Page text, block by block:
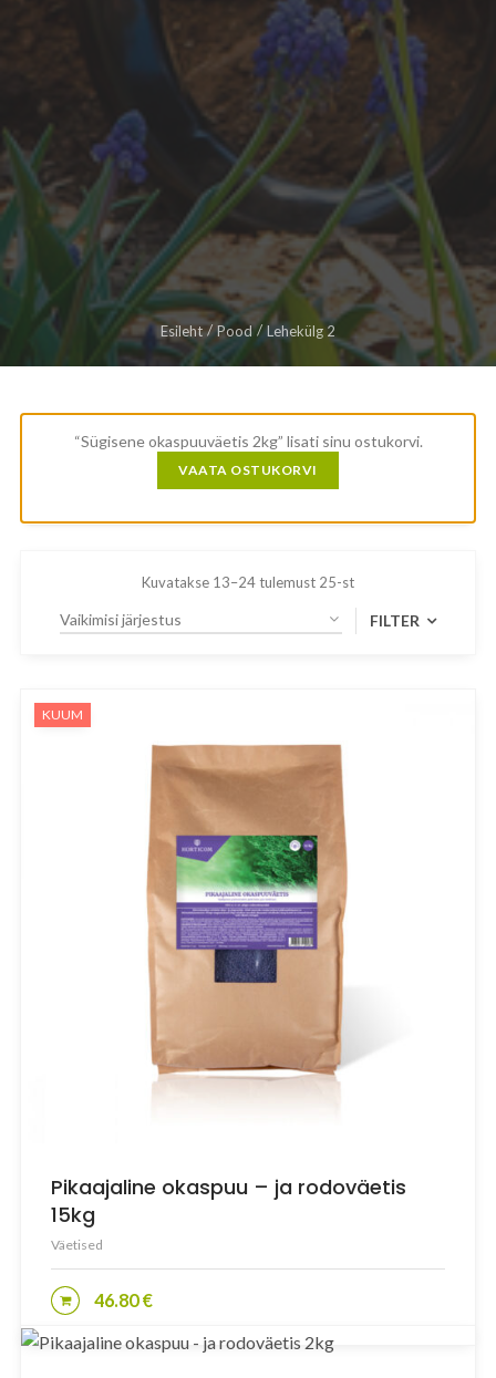
Esileht Pood Lehekülg 2
“Sügisene okaspuuväetis 2kg” lisati sinu ostukorvi.
VAATA OSTUKORVI
Kuvatakse 13–24 tulemust 25-st
FILTER
TOOTEKATEGOORIAD
Mullad ja multšid
KUUM
Pikaajaline okaspuu – ja rodoväetis
15kg
Väetised
46.80€
LISA KORVI